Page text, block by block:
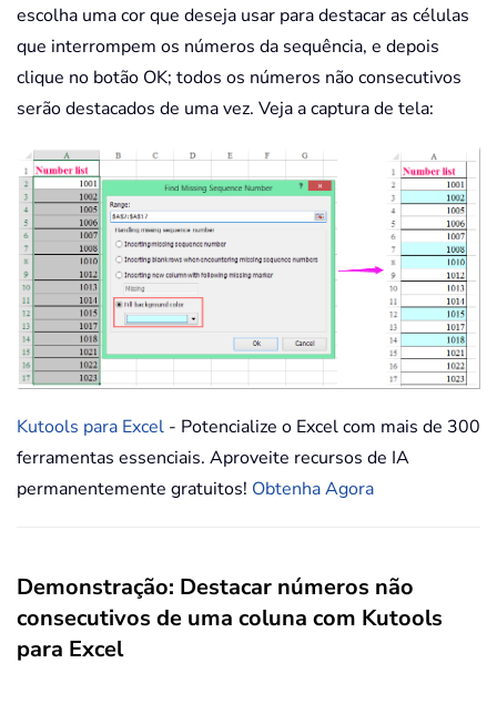
escolha uma cor que deseja usar para destacar as células
que interrompem os números da sequência, e depois
clique no botão OK; todos os números não consecutivos
serão destacados de uma vez. Veja a captura de tela:
Kutools para Excel - Potencialize o Excel com mais de 300
ferramentas essenciais. Aproveite recursos de IA
permanentemente gratuitos! Obtenha Agora
Demonstração: Destacar números não
consecutivos de uma coluna com Kutools
para Excel